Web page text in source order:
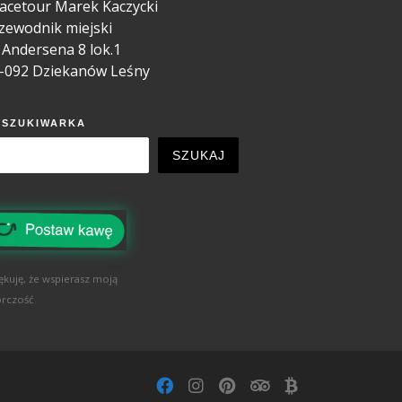
Marek Kaczycki
miejski
8 lok.1
092 Dziekanów Leśny
SZUKAJ
że wspierasz moją